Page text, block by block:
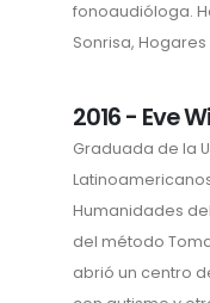
fonoaudióloga.
Sonrisa,
2016 - Eve
Graduada de la
Humanidades
del método
abrió un centro